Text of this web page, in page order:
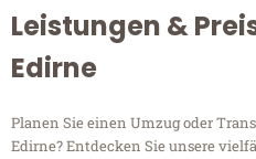
Leistungen &
Edirne
Planen Sie einen Umzug oder
Edirne? Entdecken Sie unsere